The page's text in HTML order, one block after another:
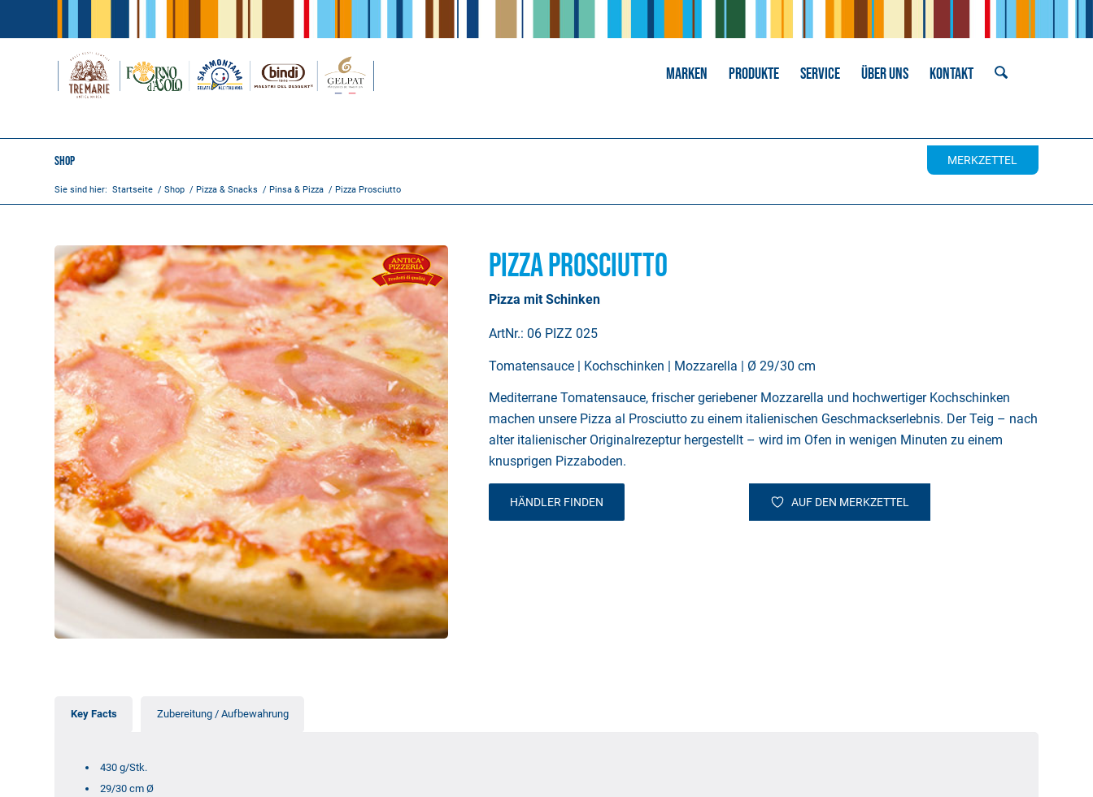
MARKEN PRODUKTE SERVICE ÜBER UNS KONTAKT
MERKZETTEL
Shop
Sie sind hier: Startseite / Shop / Pizza & Snacks / Pinsa & Pizza / Pizza Prosciutto
Pizza Prosciutto
Pizza mit Schinken
ArtNr.: 06 PIZZ 025
Tomatensauce | Kochschinken | Mozzarella | Ø 29/30 cm
Mediterrane Tomatensauce, frischer geriebener Mozzarella und hochwertiger Kochschinken
machen unsere Pizza al Prosciutto zu einem italienischen Geschmackserlebnis. Der Teig – nach
alter italienischer Originalrezeptur hergestellt – wird im Ofen in wenigen Minuten zu einem
knusprigen Pizzaboden.
HÄNDLER FINDEN AUF DEN MERKZETTEL
Key Facts Zubereitung / Aufbewahrung
430 g/Stk.
29/30 cm Ø